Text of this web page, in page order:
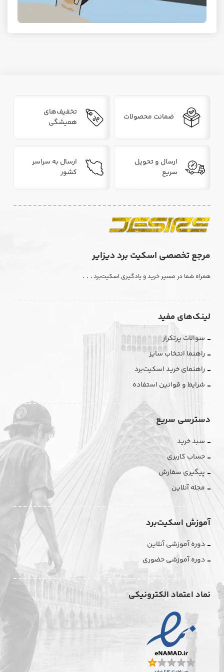
ضمانت محصولات
تخفیف‌های
همیشگی
ارسال و تحویل
سریع
ارسال به سراسر
کشور
مرجع تخصصی اسکیت برد دیزایر
همراه شما در مسیر خرید و یادگیری اسکیت‌برد. . .
لینک‌های مفید
سوالات پرتکرار
راهنما انتخاب سایز
راهنمای خرید اسکیت‌برد
شرایط و قوانین استفاده
دسترسی سریع
سبد خرید
حساب کاربری
پیگیری سفارش
مجله آنلاین
آموزش اسکیت‌برد
دوره آموزشی آنلاین
دوره آموزشی حضوری
نماد اعتماد الکترونیکی